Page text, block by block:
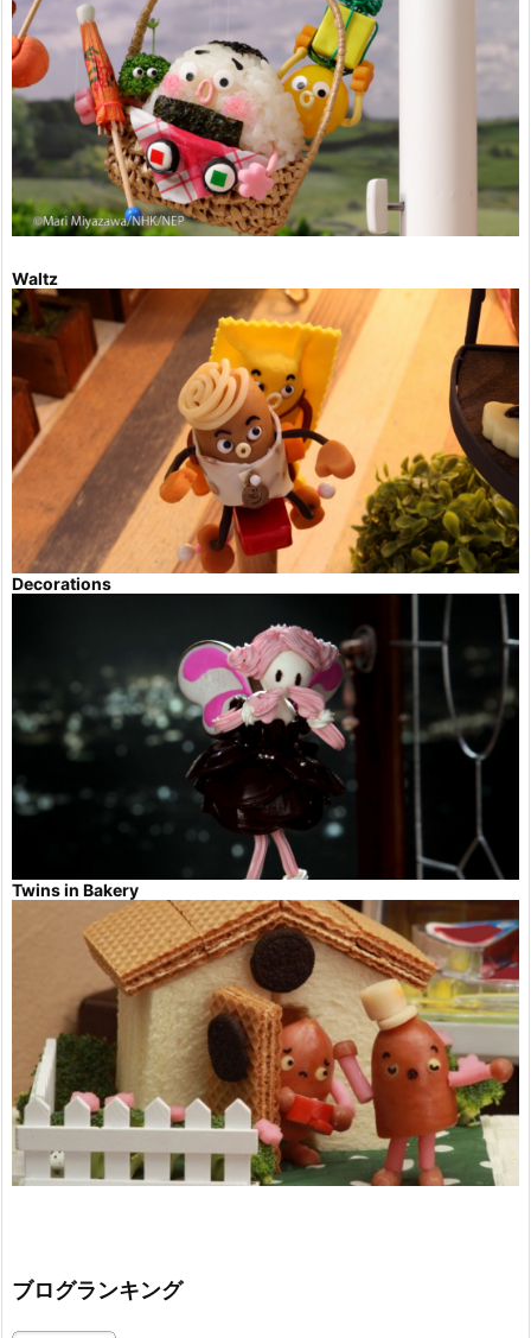
Waltz
Decorations
Twins in Bakery
ブログランキング